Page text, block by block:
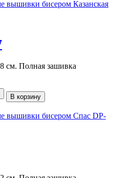
см. Полная зашивка